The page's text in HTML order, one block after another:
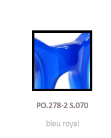
PO.278-2 S.070
bleu royal